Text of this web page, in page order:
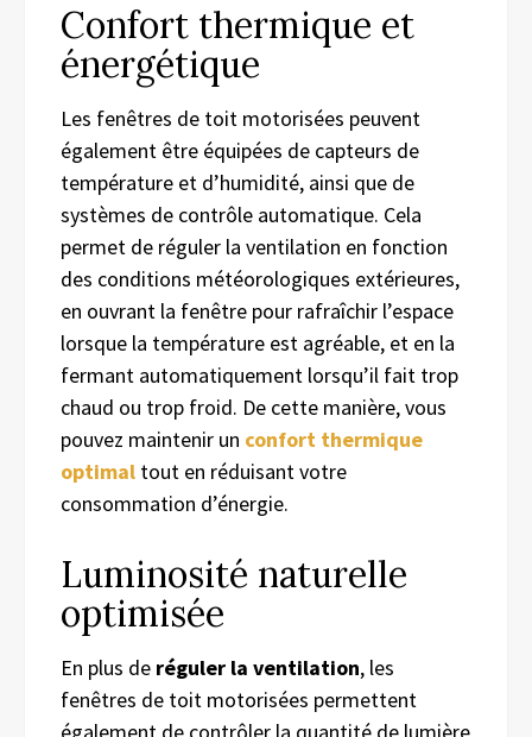
Confort thermique et
énergétique
Les fenêtres de toit motorisées peuvent
également être équipées de capteurs de
température et d’humidité, ainsi que de
systèmes de contrôle automatique. Cela
permet de réguler la ventilation en fonction
des conditions météorologiques extérieures,
en ouvrant la fenêtre pour rafraîchir l’espace
lorsque la température est agréable, et en la
fermant automatiquement lorsqu’il fait trop
chaud ou trop froid. De cette manière, vous
pouvez maintenir un confort thermique
optimal tout en réduisant votre
consommation d’énergie.
Luminosité naturelle
optimisée
En plus de réguler la ventilation, les
fenêtres de toit motorisées permettent
également de contrôler la quantité de lumière